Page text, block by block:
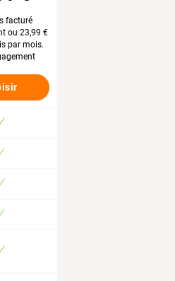
facturé
ou 23,99 €
par mois.